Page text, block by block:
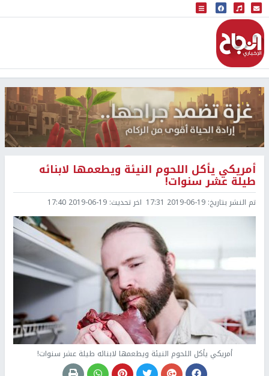
البث المباشر
إذاعة النجاح
أمريكي يأكل اللحوم النيئة ويطعمها لابنائه
طيلة عشر سنوات!
تم النشر بتاريخ: 2019-06-19 17:31 اخر تحديث: 2019-06-19 17:40
أمريكي يأكل اللحوم النيئة ويطعمها لابنائه طيلة عشر سنوات!